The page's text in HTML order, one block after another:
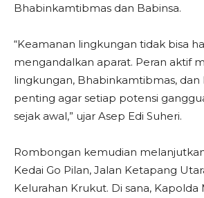
Bhabinkamtibmas dan Babinsa.
“Keamanan lingkungan tidak bisa
mengandalkan aparat. Peran aktif
lingkungan, Bhabinkamtibmas, dan
penting agar setiap potensi
sejak awal,” ujar Asep Edi Suheri.
Rombongan kemudian
Kedai Go Pilan, Jalan Ketapang
Kelurahan Krukut. Di sana, Kapolda